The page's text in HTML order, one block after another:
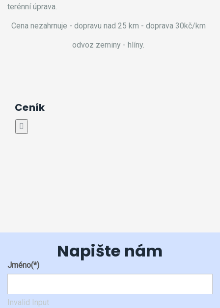
terénní úprava.
Cena nezahrnuje - dopravu nad 25 km - doprava 30kč/km
odvoz zeminy - hlíny.
Ceník
Napište nám
Jméno(*)
Invalid Input